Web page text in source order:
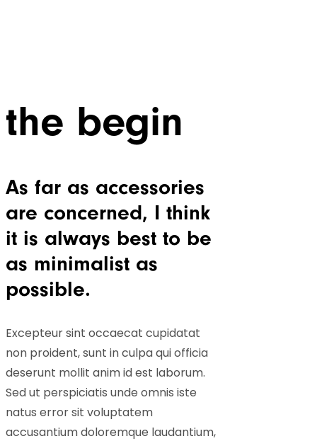
the begin
As far as accessories
are concerned, I think
it is always best to be
as minimalist as
possible.
Excepteur sint occaecat cupidatat
non proident, sunt in culpa qui officia
deserunt mollit anim id est laborum.
Sed ut perspiciatis unde omnis iste
natus error sit voluptatem
accusantium doloremque laudantium,